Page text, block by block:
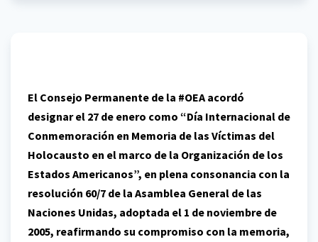
El Consejo Permanente de la #OEA acordó
designar el 27 de enero como “Día Internacional de
Conmemoración en Memoria de las Víctimas del
Holocausto en el marco de la Organización de los
Estados Americanos”, en plena consonancia con la
resolución 60/7 de la Asamblea General de las
Naciones Unidas, adoptada el 1 de noviembre de
2005, reafirmando su compromiso con la memoria,